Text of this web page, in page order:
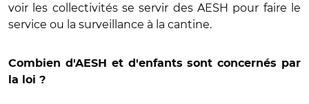
voir les collectivités se servir des AESH pour faire le
service ou la surveillance à la cantine.
Combien d'AESH et d'enfants sont concernés par
la loi ?